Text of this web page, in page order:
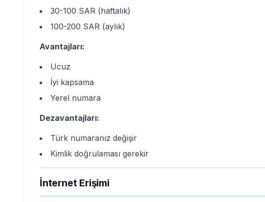
30-100 SAR (haftalık)
100-200 SAR (aylık)
Avantajları:
Ucuz
İyi kapsama
Yerel numara
Dezavantajları:
Türk numaranız değişir
Kimlik doğrulaması gerekir
İnternet Erişimi